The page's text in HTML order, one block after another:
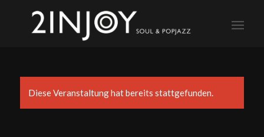
Diese Veranstaltung hat bereits stattgefunden.